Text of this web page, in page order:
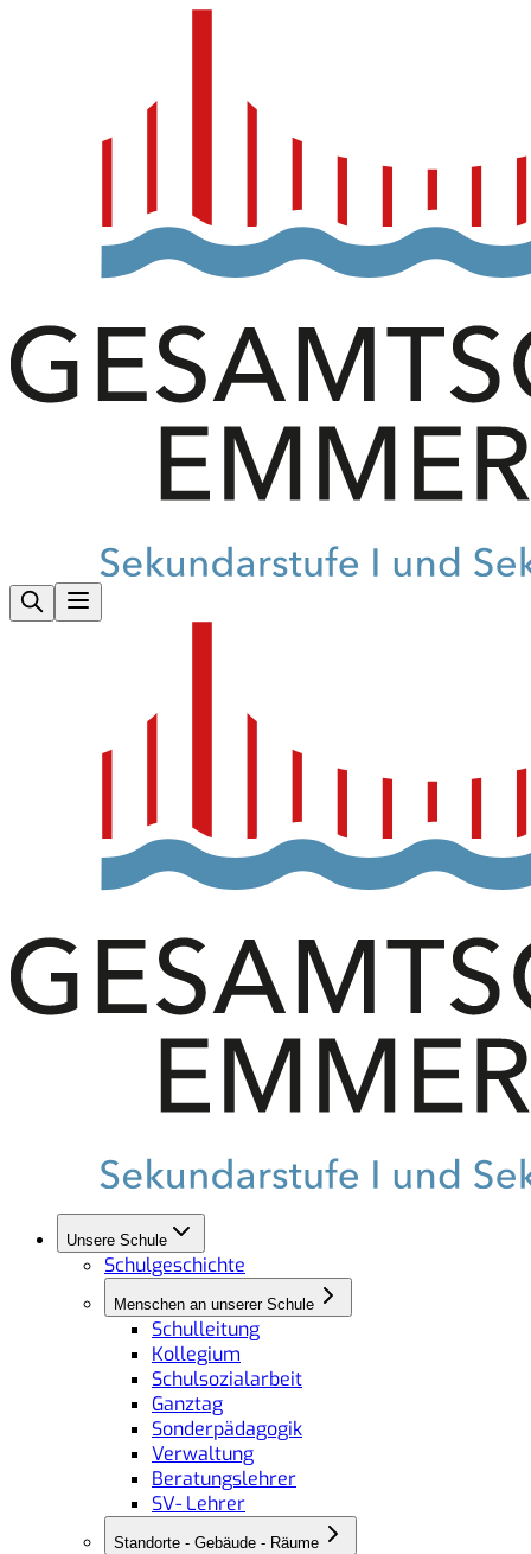
Unsere Schule
Schulgeschichte
Menschen an unserer Schule
Schulleitung
Kollegium
Schulsozialarbeit
Ganztag
Sonderpädagogik
Verwaltung
Beratungslehrer
SV- Lehrer
Standorte - Gebäude - Räume